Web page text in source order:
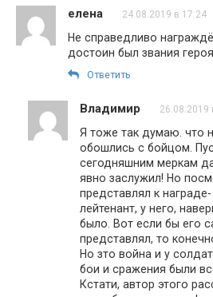
елена 24.08.2019 в 17:24
Не справедливо
достоин был звания
Ответить
Владимир 26.08.2019
Я тоже так думаю. что
обошлись с бойцом.
сегодняшним меркам
явно заслужил! Но
представлял к
лейтенант, у него,
было. Вот если бы его
представлял, то
Но зто война и у
бои и сражения были
Кстати, автор этого